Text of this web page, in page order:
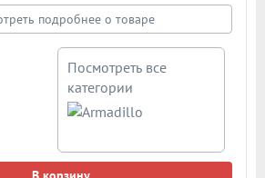
описании представлена схема и
подробнее о товаре
Посмотреть все
категории